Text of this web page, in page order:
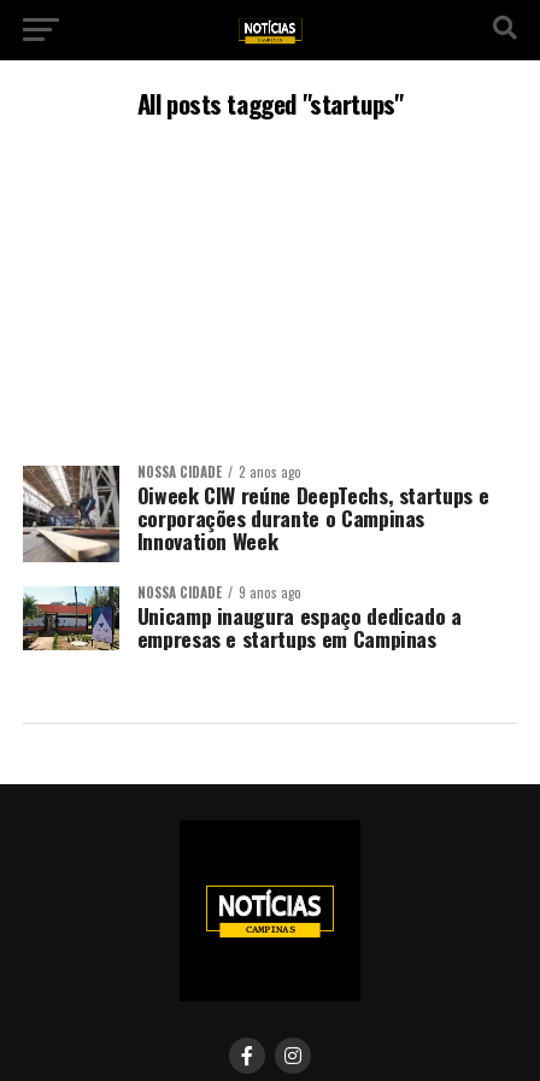
All posts tagged "startups"
NOSSA CIDADE 2 anos ago
Oiweek CIW reúne DeepTechs, startups e
corporações durante o Campinas
Innovation Week
NOSSA CIDADE 9 anos ago
Unicamp inaugura espaço dedicado a
empresas e startups em Campinas